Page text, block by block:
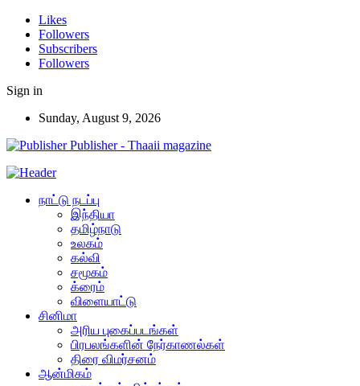
Likes
Followers
Subscribers
Followers
Sign in
Sunday, August 9, 2026
Publisher - Thaaii magazine
நாட்டு நடப்பு
இந்தியா
தமிழ்நாடு
உலகம்
கல்வி
சமூகம்
க்ரைம்
விளையாட்டு
சினிமா
அரிய புகைப்படங்கள்
பிரபலங்களின் நேர்காணல்கள்
திரை விமர்சனம்
ஆன்மிகம்